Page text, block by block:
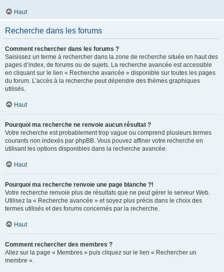
Haut
Recherche dans les forums
Comment rechercher dans les forums ?
Saisissez un terme à rechercher dans la zone de recherche située en haut des
pages d’index, de forums ou de sujets. La recherche avancée est accessible
en cliquant sur le lien « Recherche avancée » disponible sur toutes les pages
du forum. L’accès à la recherche peut dépendre des thèmes graphiques
utilisés.
Haut
Pourquoi ma recherche ne renvoie aucun résultat ?
Votre recherche est probablement trop vague ou comprend plusieurs termes
courants non indexés par phpBB. Vous pouvez affiner votre recherche en
utilisant les options disponibles dans la recherche avancée.
Haut
Pourquoi ma recherche renvoie une page blanche ?!
Votre recherche renvoie plus de résultats que ne peut gérer le serveur Web.
Utilisez la « Recherche avancée » et soyez plus précis dans le choix des
termes utilisés et des forums concernés par la recherche.
Haut
Comment rechercher des membres ?
Allez sur la page « Membres » puis cliquez sur le lien « Rechercher un
membre ».